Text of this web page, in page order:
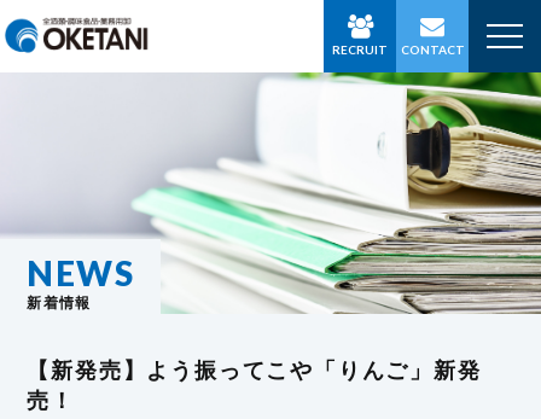
RECRUIT CONTACT
NEWS
新着情報
【新発売】よう振ってこや「りんご」新発
売！